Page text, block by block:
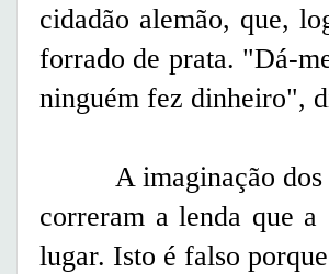
cidadão alemão, que,
forrado de prata. "Dá-
ninguém fez dinheiro",
A imaginação dos
correram a lenda que
lugar. Isto é falso